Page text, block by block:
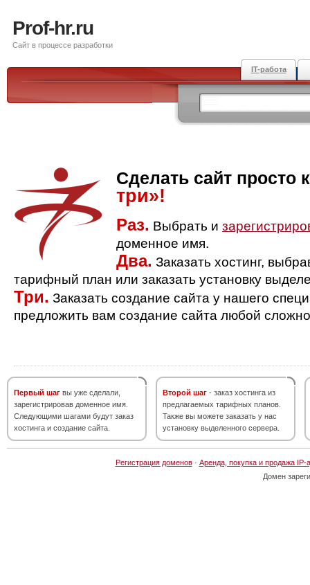
Prof-hr.ru
Сайт в процессе разработки
IT-работа
Сделать сайт просто
три»!
Раз. Выбрать и
доменное имя.
Два. Заказать хостинг,
тарифный план или заказать установку
Три. Заказать создание сайта у нашего
предложить вам создание сайта любой
Первый шаг вы уже сделали,
зарегистрировав доменное имя.
Следующими шагами будут заказ
хостинга и создание сайта.
Второй шаг - заказ хостинга из
предлагаемых тарифных планов.
Также вы можете заказать у нас
установку выделенного сервера.
Регистрация доменов· Аренда, покупка и продажа IP-
Домен